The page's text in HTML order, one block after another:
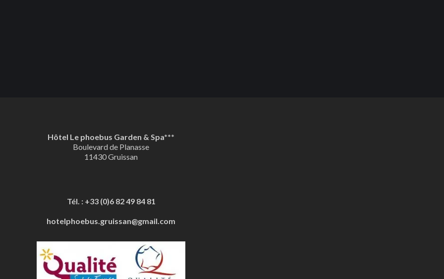
Hôtel Le phoebus Garden & Spa***
Boulevard de Planasse
11430 Gruissan
Tél. : +33 (0)6 82 49 84 81
hotelphoebus.gruissan@gmail.com